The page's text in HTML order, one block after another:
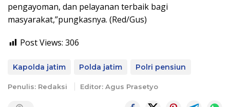
pengayoman, dan pelayanan terbaik bagi
masyarakat,”pungkasnya. (Red/Gus)
Post Views: 306
Kapolda jatim Polda jatim Polri pensiun
Penulis: Redaksi Editor: Agus Prasetyo